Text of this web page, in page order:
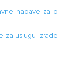
nabave za o
za uslugu izrade